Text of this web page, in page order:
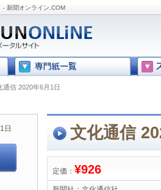
- 新聞オンライン.COM
通信 2020年6月1日
文化通信
定価： ¥926